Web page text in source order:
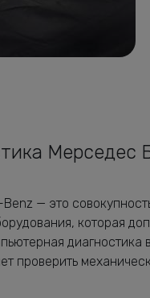
Мерседес
— это
которая
диагностика
проверить